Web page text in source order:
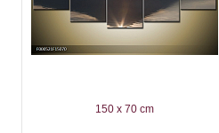
150 x 70 cm